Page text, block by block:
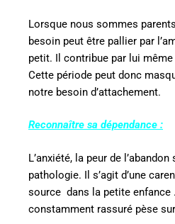
Lorsque nous sommes
besoin peut être pallier par
petit. Il contribue par lui même
Cette période peut donc
notre besoin d’attachement.
Reconnaître sa dépendance :
L’anxiété, la peur de
pathologie. Il s’agit d’une
source dans la petite enfance
constamment rassuré pèse